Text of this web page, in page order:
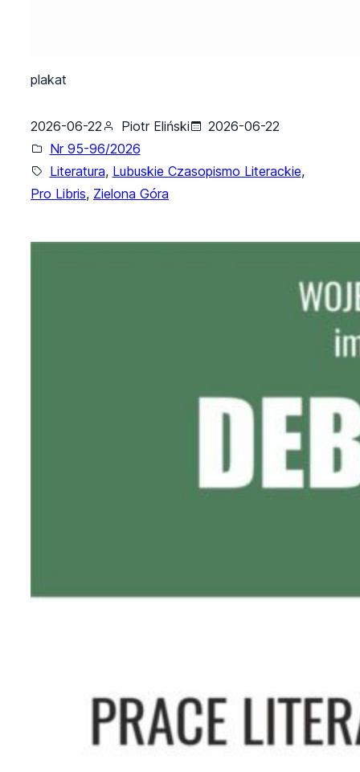
plakat
2026-06-22 Piotr Eliński
2026-06-22
Nr 95-96/2026
Literatura, Lubuskie Czasopismo Literackie,
Pro Libris, Zielona Góra